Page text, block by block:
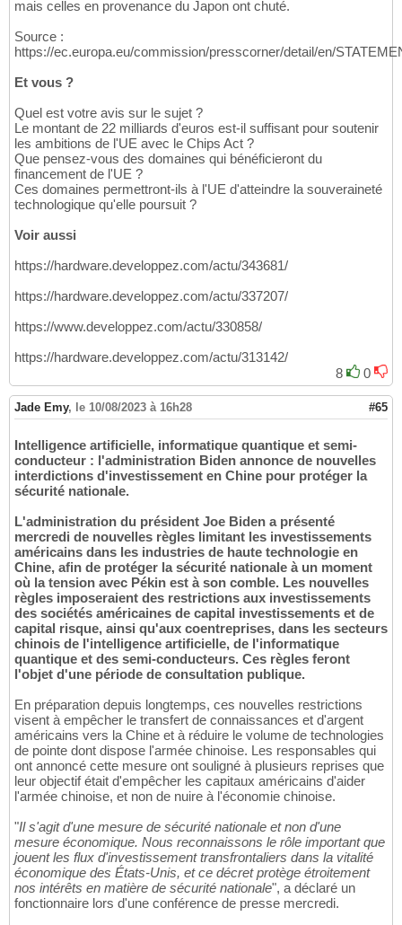
mais celles en provenance du Japon ont chuté.
Source :
https://ec.europa.eu/commission/presscorner/detail/en/
Et vous ?
Quel est votre avis sur le sujet ?
Le montant de 22 milliards d'euros est-il suffisant pour soutenir
les ambitions de l'UE avec le Chips Act ?
Que pensez-vous des domaines qui bénéficieront du
financement de l'UE ?
Ces domaines permettront-ils à l'UE d'atteindre la souveraineté
technologique qu'elle poursuit ?
Voir aussi
https://hardware.developpez.com/actu/343681/
https://hardware.developpez.com/actu/337207/
https://www.developpez.com/actu/330858/
https://hardware.developpez.com/actu/313142/
8
0
Jade Emy, le 10/08/2023 à 16h28 #65
Intelligence artificielle, informatique quantique et semi-
conducteur : l'administration Biden annonce de nouvelles
interdictions d'investissement en Chine pour protéger la
sécurité nationale.
L'administration du président Joe Biden a présenté
mercredi de nouvelles règles limitant les investissements
américains dans les industries de haute technologie en
Chine, afin de protéger la sécurité nationale à un moment
où la tension avec Pékin est à son comble. Les nouvelles
règles imposeraient des restrictions aux investissements
des sociétés américaines de capital investissements et de
capital risque, ainsi qu'aux coentreprises, dans les secteurs
chinois de l'intelligence artificielle, de l'informatique
quantique et des semi-conducteurs. Ces règles feront
l'objet d'une période de consultation publique.
En préparation depuis longtemps, ces nouvelles restrictions
visent à empêcher le transfert de connaissances et d'argent
américains vers la Chine et à réduire le volume de technologies
de pointe dont dispose l'armée chinoise. Les responsables qui
ont annoncé cette mesure ont souligné à plusieurs reprises que
leur objectif était d'empêcher les capitaux américains d'aider
l'armée chinoise, et non de nuire à l'économie chinoise.
"Il s'agit d'une mesure de sécurité nationale et non d'une
mesure économique. Nous reconnaissons le rôle important que
jouent les flux d'investissement transfrontaliers dans la vitalité
économique des États-Unis, et ce décret protège étroitement
nos intérêts en matière de sécurité nationale", a déclaré un
fonctionnaire lors d'une conférence de presse mercredi.